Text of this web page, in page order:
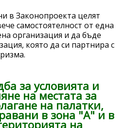
в Законопроекта целят
самостоятелност от една
организация и да бъде
която да си партнира с
за туризма
за условията и
на местата за
на палатки,
в зона "А" и в
на